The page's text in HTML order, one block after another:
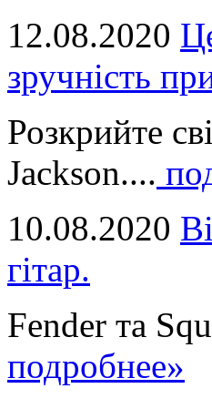
12.08.2020
зручність
Розкрийте
Jackson....
10.08.2020
гітар.
Fender та
подробнее»